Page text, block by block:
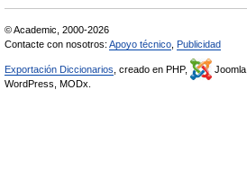
© Academic, 2000-2026
Contacte con nosotros: Apoyo técnico Publicidad
Exportación Diccionarios , creado en PHP, Joomla,
WordPress, MODx.